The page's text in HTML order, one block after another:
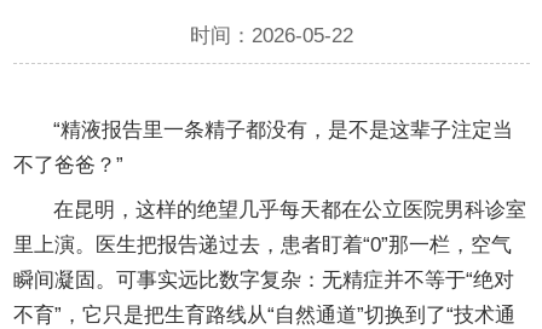
时间：2026-05-22
“精液报告里一条精子都没有，是不是这辈子注定当
不了爸爸？”
在昆明，这样的绝望几乎每天都在公立医院男科诊室
里上演。医生把报告递过去，患者盯着“0”那一栏，空气
瞬间凝固。可事实远比数字复杂：无精症并不等于“绝对
不育”，它只是把生育路线从“自然通道”切换到了“技术通